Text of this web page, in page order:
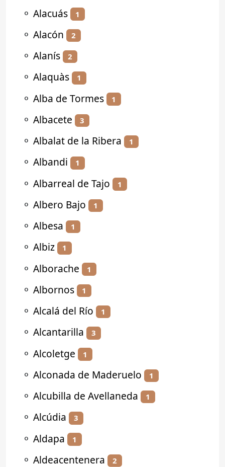
⚬ Alacuás 1
⚬ Alacón 2
⚬ Alanís 2
⚬ Alaquàs 1
⚬ Alba de Tormes 1
⚬ Albacete 3
⚬ Albalat de la Ribera 1
⚬ Albandi 1
⚬ Albarreal de Tajo 1
⚬ Albero Bajo 1
⚬ Albesa 1
⚬ Albiz 1
⚬ Alborache 1
⚬ Albornos 1
⚬ Alcalá del Río 1
⚬ Alcantarilla 3
⚬ Alcoletge 1
⚬ Alconada de Maderuelo 1
⚬ Alcubilla de Avellaneda 1
⚬ Alcúdia 3
⚬ Aldapa 1
⚬ Aldeacentenera 2